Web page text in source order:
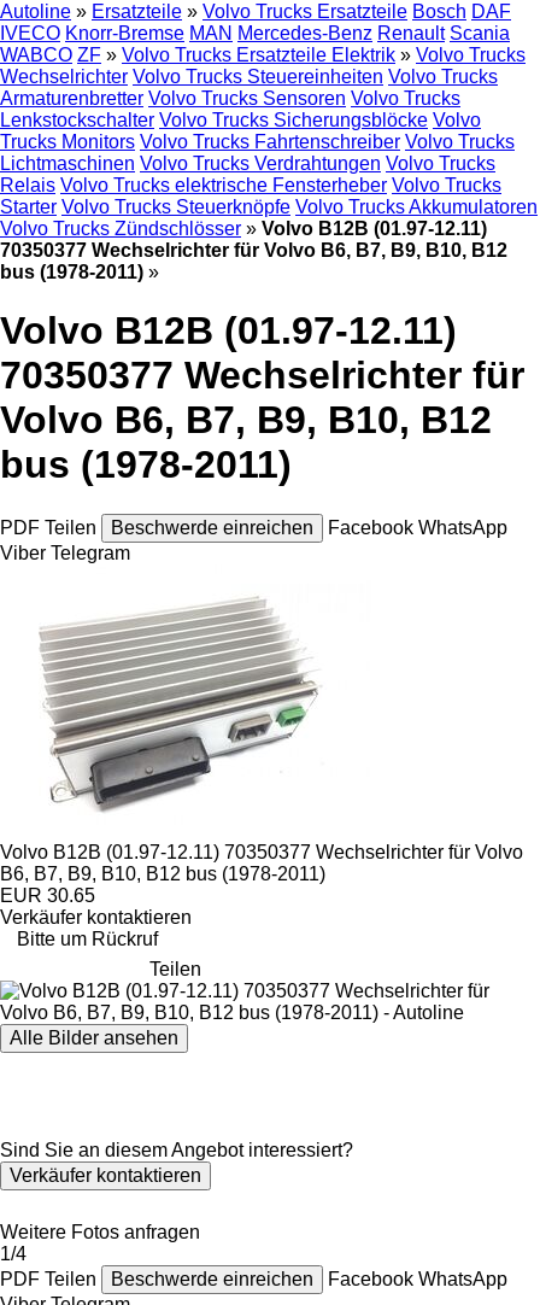
Autoline » Ersatzteile » Volvo Trucks Ersatzteile Bosch DAF
IVECO Knorr-Bremse MAN Mercedes-Benz Renault Scania
WABCO ZF » Volvo Trucks Ersatzteile Elektrik » Volvo Trucks
Wechselrichter Volvo Trucks Steuereinheiten Volvo Trucks
Armaturenbretter Volvo Trucks Sensoren Volvo Trucks
Lenkstockschalter Volvo Trucks Sicherungsblöcke Volvo
Trucks Monitors Volvo Trucks Fahrtenschreiber Volvo Trucks
Lichtmaschinen Volvo Trucks Verdrahtungen Volvo Trucks
Relais Volvo Trucks elektrische Fensterheber Volvo Trucks
Starter Volvo Trucks Steuerknöpfe Volvo Trucks Akkumulatoren
Volvo Trucks Zündschlösser » Volvo B12B (01.97-12.11)
70350377 Wechselrichter für Volvo B6, B7, B9, B10, B12
bus (1978-2011) »
Volvo B12B (01.97-12.11)
70350377 Wechselrichter für
Volvo B6, B7, B9, B10, B12
bus (1978-2011)
PDF Teilen Beschwerde einreichen Facebook WhatsApp
Viber Telegram
Volvo B12B (01.97-12.11) 70350377 Wechselrichter für Volvo
B6, B7, B9, B10, B12 bus (1978-2011)
EUR 30.65
Verkäufer kontaktieren
Bitte um Rückruf
Teilen
Alle Bilder ansehen
Sind Sie an diesem Angebot interessiert?
Verkäufer kontaktieren
Weitere Fotos anfragen
1/4
PDF Teilen Beschwerde einreichen Facebook WhatsApp